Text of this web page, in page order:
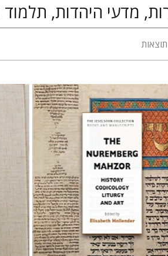
מדעי היהדות,
אליזבט הולנדר